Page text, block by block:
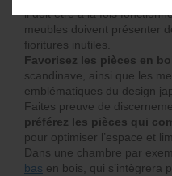
il doit être à la fois
meubles doivent présenter
fioritures inutiles.
Favorisez les pièces en
scandinave, ainsi que les
emblématiques du design
Faites preuve de
préférez les pièces qui
pour optimiser l’espace et
Dans une chambre par
bas en bois, qui s’intègrera